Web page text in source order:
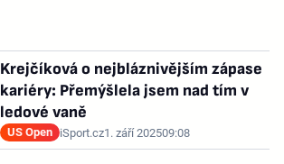
Krejčíková o nejbláznivějším zápase
kariéry: Přemýšlela jsem nad tím v
ledové vaně
US Open iSport.cz1. září 202509:08